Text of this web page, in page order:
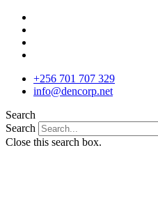
Skip
content
+256 701 707 329
info@dencorp.net
Search
Search
Close this search box.